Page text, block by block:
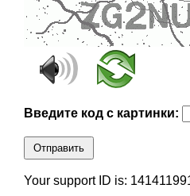
Введите код с картинки:
Отправить
Your support ID is: